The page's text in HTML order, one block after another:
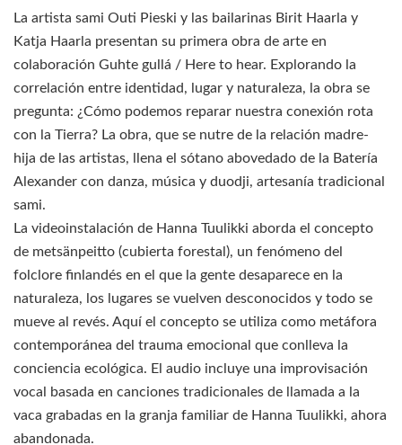
La artista sami Outi Pieski y las bailarinas Birit Haarla y
Katja Haarla presentan su primera obra de arte en
colaboración Guhte gullá / Here to hear. Explorando la
correlación entre identidad, lugar y naturaleza, la obra se
pregunta: ¿Cómo podemos reparar nuestra conexión rota
con la Tierra? La obra, que se nutre de la relación madre-
hija de las artistas, llena el sótano abovedado de la Batería
Alexander con danza, música y duodji, artesanía tradicional
sami.
La videoinstalación de Hanna Tuulikki aborda el concepto
de metsänpeitto (cubierta forestal), un fenómeno del
folclore finlandés en el que la gente desaparece en la
naturaleza, los lugares se vuelven desconocidos y todo se
mueve al revés. Aquí el concepto se utiliza como metáfora
contemporánea del trauma emocional que conlleva la
conciencia ecológica. El audio incluye una improvisación
vocal basada en canciones tradicionales de llamada a la
vaca grabadas en la granja familiar de Hanna Tuulikki, ahora
abandonada.